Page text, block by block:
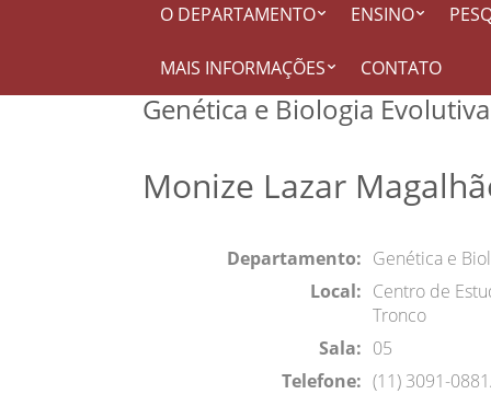
O DEPARTAMENTO ENSINO
MAIS INFORMAÇÕES CONTATO
Genética e Biologia
Monize Lazar
Departamento: Genética e
Local: Centro de
Tronco
Sala: 05
Telefone: (11) 3091-